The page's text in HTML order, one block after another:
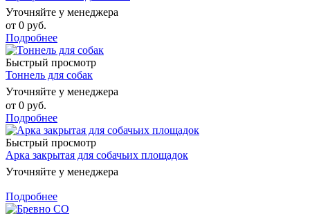
Уточняйте у менеджера
от 0 руб.
Подробнее
Быстрый просмотр
Тоннель для собак
Уточняйте у менеджера
от 0 руб.
Подробнее
Быстрый просмотр
Арка закрытая для собачьих площадок
Уточняйте у менеджера
Подробнее